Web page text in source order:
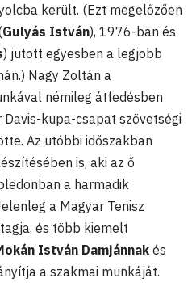
került. (Ezt megelőzően
Gulyás István), 1976-ban és
) jutott egyesben a legjobb
Nagy Zoltán a
némileg átfedésben
kupa-csapat szövetségi
Az utóbbi időszakban
is, aki az ő
a harmadik
a Magyar Tenisz
és több kiemelt
István Damjánnakés
a szakmai munkáját.